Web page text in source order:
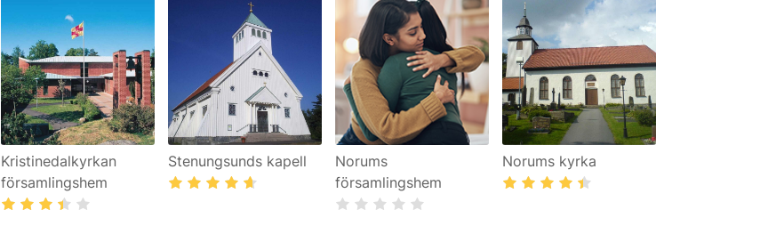
Kristinedalkyrkan
församlingshem
Stenungsunds kapell
Norums
församlingshem
Norums kyrka